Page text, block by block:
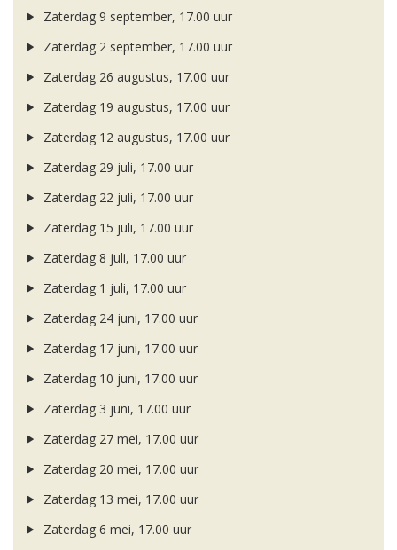
Zaterdag 9 september, 17.00 uur
Zaterdag 2 september, 17.00 uur
Zaterdag 26 augustus, 17.00 uur
Zaterdag 19 augustus, 17.00 uur
Zaterdag 12 augustus, 17.00 uur
Zaterdag 29 juli, 17.00 uur
Zaterdag 22 juli, 17.00 uur
Zaterdag 15 juli, 17.00 uur
Zaterdag 8 juli, 17.00 uur
Zaterdag 1 juli, 17.00 uur
Zaterdag 24 juni, 17.00 uur
Zaterdag 17 juni, 17.00 uur
Zaterdag 10 juni, 17.00 uur
Zaterdag 3 juni, 17.00 uur
Zaterdag 27 mei, 17.00 uur
Zaterdag 20 mei, 17.00 uur
Zaterdag 13 mei, 17.00 uur
Zaterdag 6 mei, 17.00 uur